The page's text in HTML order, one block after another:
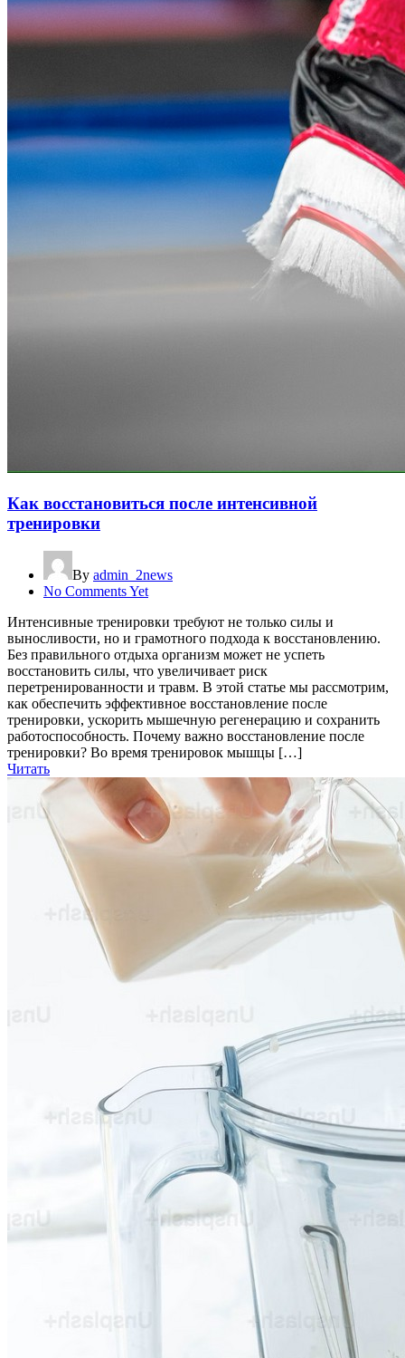
Как восстановиться после интенсивной
тренировки
By admin_2news
No Comments Yet
Интенсивные тренировки требуют не только силы и
выносливости, но и грамотного подхода к восстановлению.
Без правильного отдыха организм может не успеть
восстановить силы, что увеличивает риск
перетренированности и травм. В этой статье мы рассмотрим,
как обеспечить эффективное восстановление после
тренировки, ускорить мышечную регенерацию и сохранить
работоспособность. Почему важно восстановление после
тренировки? Во время тренировок мышцы […]
Читать